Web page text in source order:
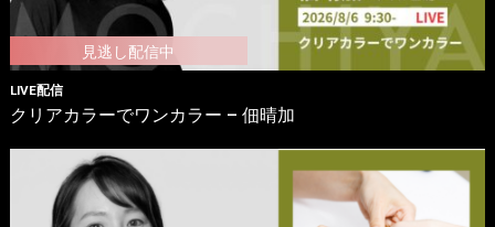
LIVE配信
クリアカラーでワンカラー – 佃晴加